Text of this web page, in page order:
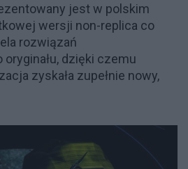
jest w polskim
wersji non-replica co
rozwiązań
dzięki czemu
zyskała zupełnie nowy,